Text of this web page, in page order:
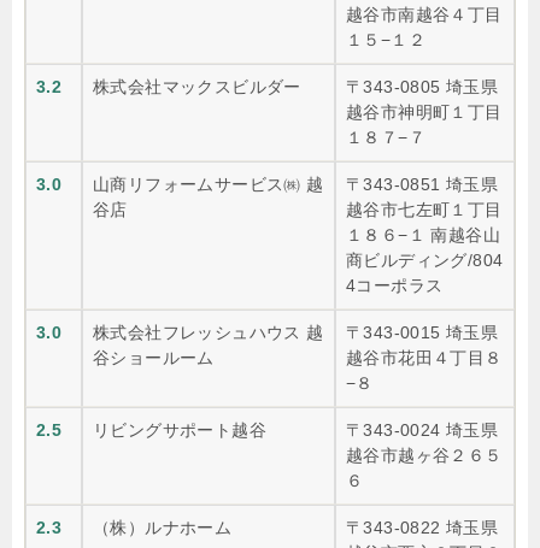
越谷市南越谷４丁目
１５−１２
3.2 株式会社マックスビルダー
〒343-0805 埼玉県
越谷市神明町１丁目
１８７−７
3.0
山商リフォームサービス㈱ 越
谷店
〒343-0851 埼玉県
越谷市七左町１丁目
１８６−１ 南越谷山
商ビルディング/804
4コーポラス
3.0
株式会社フレッシュハウス 越
谷ショールーム
〒343-0015 埼玉県
越谷市花田４丁目８
−８
2.5 リビングサポート越谷
〒343-0024 埼玉県
越谷市越ヶ谷２６５
６
2.3 （株）ルナホーム
〒343-0822 埼玉県